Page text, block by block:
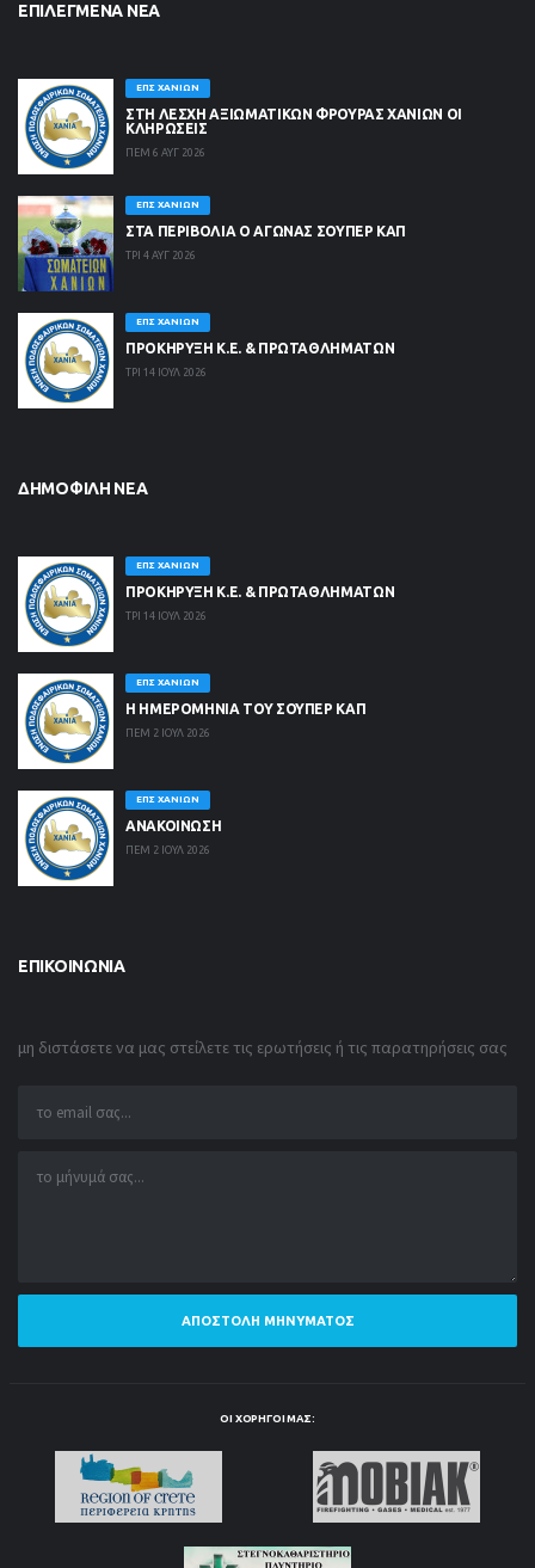
ΕΠΙΛΕΓΜΈΝΑ ΝΈΑ
ΕΠΣ ΧΑΝΊΩΝ
ΣΤΗ ΛΈΣΧΗ ΑΞΙΩΜΑΤΙΚΏΝ ΦΡΟΥΡΆΣ ΧΑΝΊΩΝ ΟΙ
ΚΛΗΡΏΣΕΙΣ
ΠΕΜ 6 ΑΥΓ 2026
ΕΠΣ ΧΑΝΊΩΝ
ΣΤΑ ΠΕΡΙΒΟΛΙΑ Ο ΑΓΩΝΑΣ ΣΟΥΠΕΡ ΚΑΠ
ΤΡΙ 4 ΑΥΓ 2026
ΕΠΣ ΧΑΝΊΩΝ
ΠΡΟΚΗΡΥΞΗ Κ.Ε. & ΠΡΩΤΑΘΛΗΜΑΤΩΝ
ΤΡΙ 14 ΙΟΥΛ 2026
ΔΗΜΟΦΙΛΉ ΝΈΑ
ΕΠΣ ΧΑΝΊΩΝ
ΠΡΟΚΗΡΥΞΗ Κ.Ε. & ΠΡΩΤΑΘΛΗΜΑΤΩΝ
ΤΡΙ 14 ΙΟΥΛ 2026
ΕΠΣ ΧΑΝΊΩΝ
Η ΗΜΕΡΟΜΗΝΙΑ ΤΟΥ ΣΟΥΠΕΡ ΚΑΠ
ΠΕΜ 2 ΙΟΥΛ 2026
ΕΠΣ ΧΑΝΊΩΝ
ΑΝΑΚΟΙΝΩΣΗ
ΠΕΜ 2 ΙΟΥΛ 2026
ΕΠΙΚΟΙΝΩΝΊΑ
μη διστάσετε να μας στείλετε τις ερωτήσεις ή τις παρατηρήσεις σας
ΑΠΟΣΤΟΛΉ ΜΗΝΎΜΑΤΟΣ
ΟΙ ΧΟΡΗΓΟΊ ΜΑΣ: